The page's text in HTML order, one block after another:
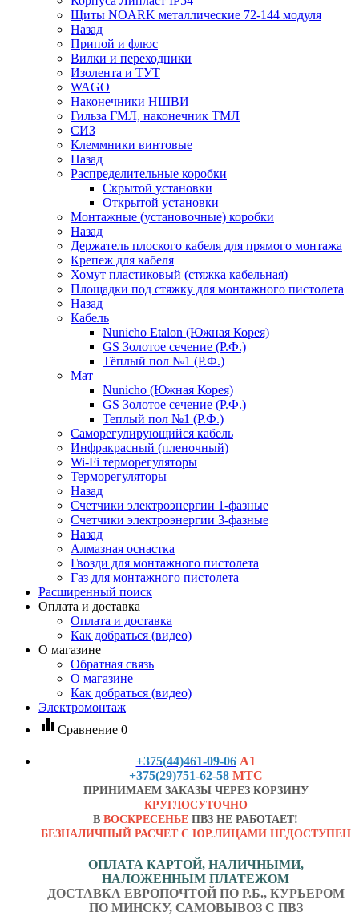
Щиты NOARK металлические 72-144 модуля
Назад
Припой и флюс
Вилки и переходники
Изолента и ТУТ
WAGO
Наконечники НШВИ
Гильза ГМЛ, наконечник ТМЛ
СИЗ
Клеммники винтовые
Назад
Распределительные коробки
Скрытой установки
Открытой установки
Монтажные (установочные) коробки
Назад
Держатель плоского кабеля для прямого монтажа
Крепеж для кабеля
Хомут пластиковый (стяжка кабельная)
Площадки под стяжку для монтажного пистолета
Назад
Кабель
Nunicho Etalon (Южная Корея)
GS Золотое сечение (Р.Ф.)
Тёплый пол №1 (Р.Ф.)
Мат
Nunicho (Южная Корея)
GS Золотое сечение (Р.Ф.)
Теплый пол №1 (Р.Ф.)
Саморегулирующийся кабель
Инфракрасный (пленочный)
Wi-Fi терморегуляторы
Терморегуляторы
Назад
Счетчики электроэнергии 1-фазные
Счетчики электроэнергии 3-фазные
Назад
Алмазная оснастка
Гвозди для монтажного пистолета
Газ для монтажного пистолета
Расширенный поиск
Оплата и доставка
Оплата и доставка
Как добраться (видео)
О магазине
Обратная связь
О магазине
Как добраться (видео)
Электромонтаж
equalizer Сравнение 0
+375(44)461-09-06 А1
+375(29)751-62-58 МТС
ПРИНИМАЕМ ЗАКАЗЫ ЧЕРЕЗ КОРЗИНУ
КРУГЛОСУТОЧНО
В ВОСКРЕСЕНЬЕ ПВЗ НЕ РАБОТАЕТ!
БЕЗНАЛИЧНЫЙ РАСЧЕТ С ЮР.ЛИЦАМИ НЕДОСТУПЕН
ОПЛАТА КАРТОЙ, НАЛИЧНЫМИ,
НАЛОЖЕННЫМ ПЛАТЕЖОМ
ДОСТАВКА ЕВРОПОЧТОЙ ПО Р.Б., КУРЬЕРОМ
ПО МИНСКУ, САМОВЫВОЗ С ПВЗ